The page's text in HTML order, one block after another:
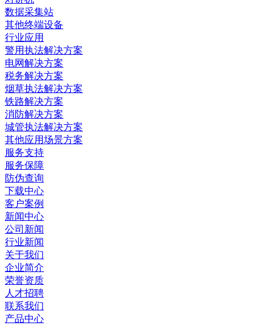
数据采集站
其他终端设备
行业应用
警用执法解决方案
电网解决方案
税务解决方案
烟草执法解决方案
铁路解决方案
消防解决方案
城管执法解决方案
其他应用场景方案
服务支持
服务保障
防伪查询
下载中心
客户案例
新闻中心
公司新闻
行业新闻
关于我们
企业简介
荣誉资质
人才招聘
联系我们
产品中心